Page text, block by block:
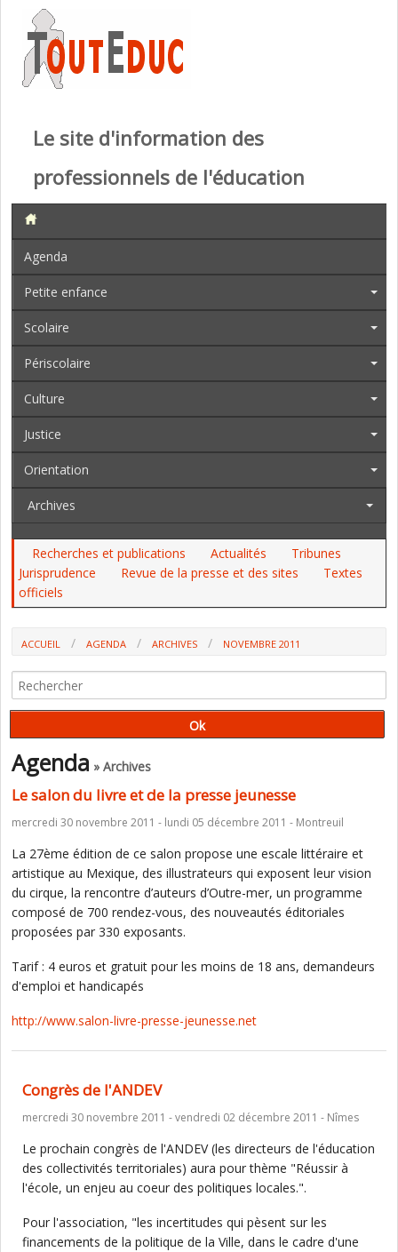
Le site d'information des
professionnels de l'éducation
Agenda
Petite enfance
Scolaire
Périscolaire
Culture
Justice
Orientation
Archives
Recherches et publications Actualités
Tribunes
Jurisprudence
Revue de la presse et des sites
Textes
officiels
ACCUEIL AGENDA ARCHIVES NOVEMBRE 2011
Agenda » Archives
Le salon du livre et de la presse jeunesse
mercredi 30 novembre 2011 - lundi 05 décembre 2011 - Montreuil
La 27ème édition de ce salon propose une escale littéraire et
artistique au Mexique, des illustrateurs qui exposent leur vision
du cirque, la rencontre d’auteurs d’Outre-mer, un programme
composé de 700 rendez-vous, des nouveautés éditoriales
proposées par 330 exposants.
Tarif : 4 euros et gratuit pour les moins de 18 ans, demandeurs
d'emploi et handicapés
http://www.salon-livre-presse-jeunesse.net
Congrès de l'ANDEV
mercredi 30 novembre 2011 - vendredi 02 décembre 2011 - Nîmes
Le prochain congrès de l'ANDEV (les directeurs de l'éducation
des collectivités territoriales) aura pour thème "Réussir à
l'école, un enjeu au coeur des politiques locales.".
Pour l'association, "les incertitudes qui pèsent sur les
financements de la politique de la Ville, dans le cadre d'une